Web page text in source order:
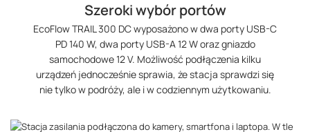
Szeroki wybór portów
EcoFlow TRAIL 300 DC wyposażono w dwa porty USB-C
PD 140 W, dwa porty USB-A 12 W oraz gniazdo
samochodowe 12 V. Możliwość podłączenia kilku
urządzeń jednocześnie sprawia, że stacja sprawdzi się
nie tylko w podróży, ale i w codziennym użytkowaniu.